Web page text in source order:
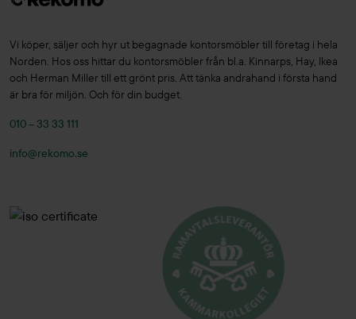
Vi köper, säljer och hyr ut begagnade kontorsmöbler till företag i hela
Norden. Hos oss hittar du kontorsmöbler från bl.a. Kinnarps, Hay, Ikea
och Herman Miller till ett grönt pris. Att tänka andrahand i första hand
är bra för miljön. Och för din budget.
010 – 33 33 111
info@rekomo.se